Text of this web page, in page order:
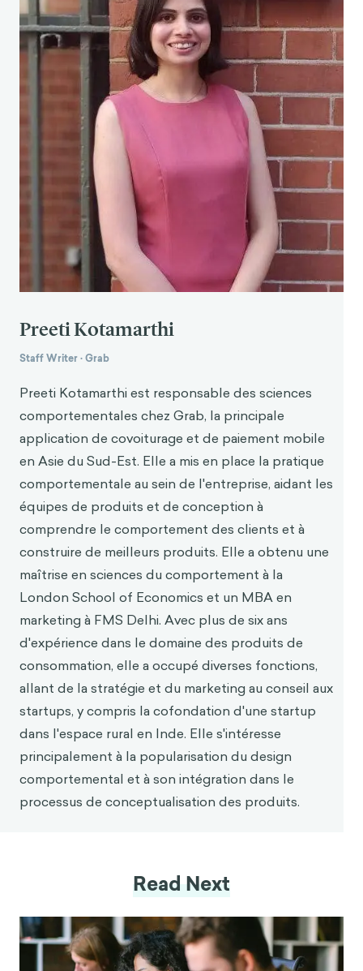
https://www.theverge.com/2019/4/9/18302199/big
-tech-dark-patterns-senate-bill-detour-act-
facebook-google-amazon-twitter
4. David Evans. (2019, 11 mars). E
vans DC Ethics of
Behavioral Design
[Vidéo]. YouTube.
https://youtu.be/KvHRokv63-0
5. Szmigin, I., Carrigan, M. et McEachern, M. G.
(2009). The conscious consumer : taking a flexible
approach to ethical behaviour.
International
Journal of Consumer Studie
3(2), 224-231.
Preeti Kotamarthi
Staff Writer·Grab
Preeti Kotamarthi est responsable des sciences
comportementales chez Grab, la principale
application de covoiturage et de paiement mobile
en Asie du Sud-Est. Elle a mis en place la pratique
comportementale au sein de l'entreprise, aidant les
équipes de produits et de conception à
comprendre le comportement des clients et à
construire de meilleurs produits. Elle a obtenu une
maîtrise en sciences du comportement à la
London School of Economics et un MBA en
marketing à FMS Delhi. Avec plus de six ans
d'expérience dans le domaine des produits de
consommation, elle a occupé diverses fonctions,
allant de la stratégie et du marketing au conseil aux
startups, y compris la cofondation d'une startup
dans l'espace rural en Inde. Elle s'intéresse
principalement à la popularisation du design
comportemental et à son intégration dans le
processus de conceptualisation des produits.
Read Next